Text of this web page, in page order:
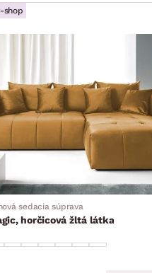
shop
sedacia súprava
horčicová žltá látka